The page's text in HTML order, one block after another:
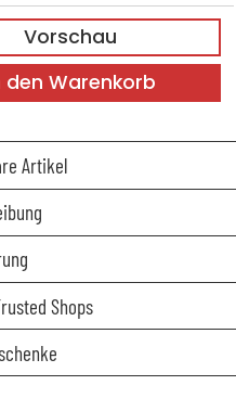
Vorschau
den Warenkorb
Artikel
Shops